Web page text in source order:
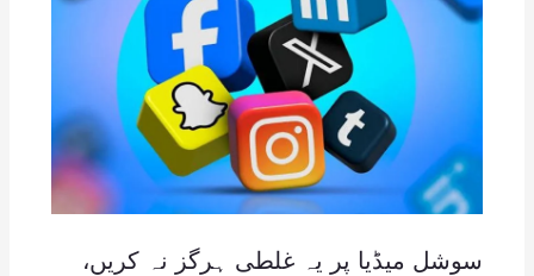
سوشل میڈیا پر یہ غلطی ہرگز نہ کریں،